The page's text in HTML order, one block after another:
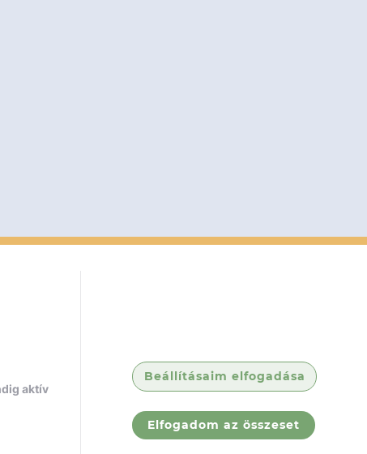
aktív
Beállításaim elfogadása
Elfogadom az összeset